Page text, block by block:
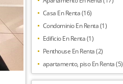
Casa En Renta (16)
Condominio En Renta (1)
Edificio En Renta (1)
Penthouse En Renta (2)
apartamento, piso En Renta (5)